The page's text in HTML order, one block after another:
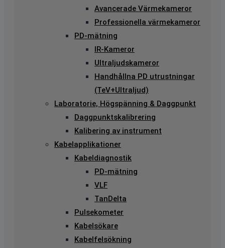
Avancerade Värmekameror
Professionella värmekameror
PD-mätning
IR-Kameror
Ultraljudskameror
Handhållna PD utrustningar
(TeV+Ultraljud)
Laboratorie, Högspänning & Daggpunkt
Daggpunktskalibrering
Kalibering av instrument
Kabelapplikationer
Kabeldiagnostik
PD-mätning
VLF
TanDelta
Pulsekometer
Kabelsökare
Kabelfelsökning